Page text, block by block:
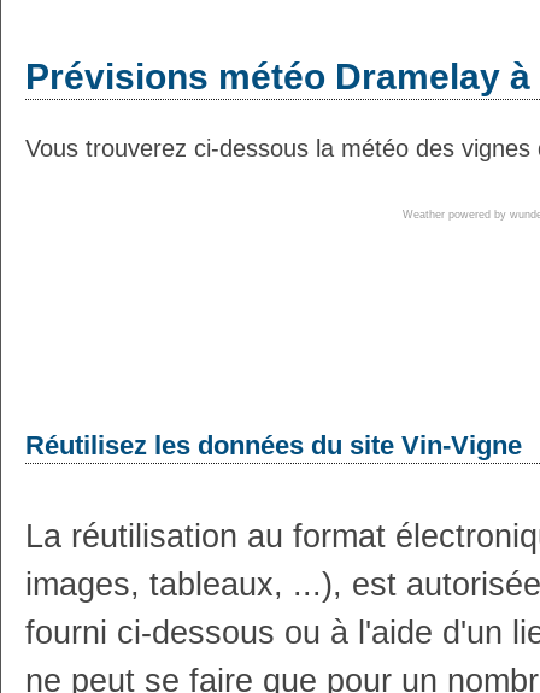
Prévisions météo Dramelay
Vous trouverez ci-dessous la météo des
Weather powered by
Réutilisez les données du site Vin-Vigne
La réutilisation au format
images, tableaux, ...), est
fourni ci-dessous ou à l'aide d'un
ne peut se faire que pour un